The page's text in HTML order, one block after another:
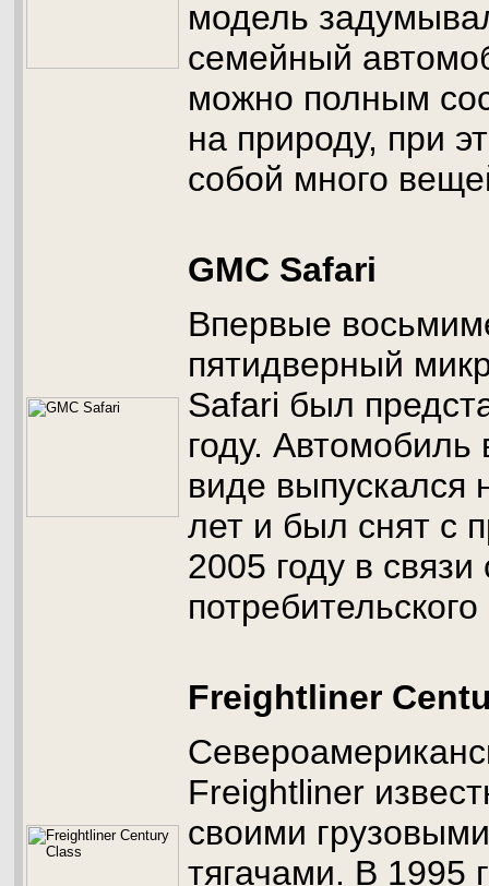
модель
семейный
можно полным
на природу, при
собой много
GMC Safari
Впервые
пятидверный
Safari был
году.
виде выпускался
лет и был снят с
2005 году в
Freightliner
Freightliner
своими
тягачами. В 1995